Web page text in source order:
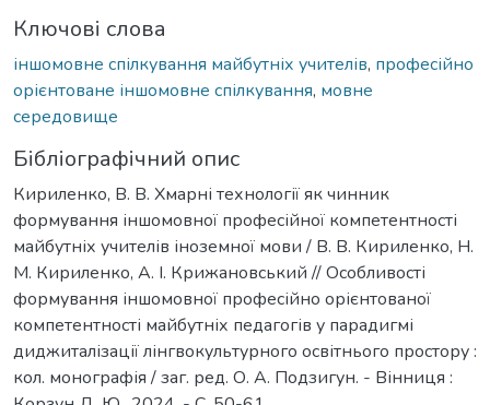
Ключові слова
іншомовне спілкування майбутніх учителів, професійно
орієнтоване іншомовне спілкування, мовне
середовище
Бібліографічний опис
Кириленко, В. В. Хмарні технології як чинник
формування іншомовної професійної компетентності
майбутніх учителів іноземної мови / В. В. Кириленко, Н.
М. Кириленко, А. І. Крижановський // Особливості
формування іншомовної професійно орієнтованої
компетентності майбутніх педагогів у парадигмі
диджиталізації лінгвокультурного освітнього простору :
кол. монографія / заг. ред. О. А. Подзигун. - Вінниця :